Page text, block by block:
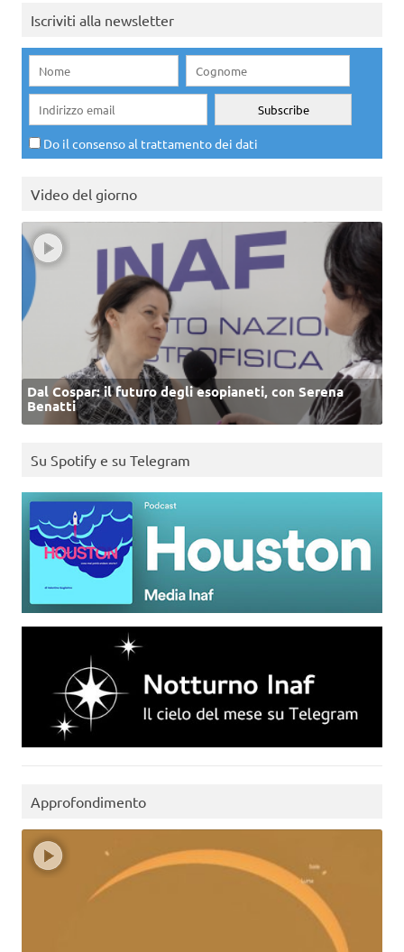
Iscriviti alla newsletter
Do il consenso al trattamento dei dati
Video del giorno
Dal Cospar: il futuro degli esopianeti, con Serena
Benatti
Su Spotify e su Telegram
Approfondimento